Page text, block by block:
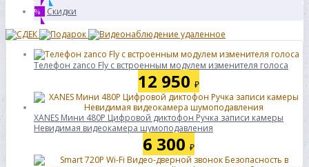
% Скидки
Телефон zanco Fly с встроенным модулем изменителя голоса
12 950 ₽
XANES Мини 480P Цифровой диктофон Ручка записи камеры
Невидимая видеокамера шумоподавления
6 300 ₽